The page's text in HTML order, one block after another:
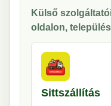
Külső
oldalon,
Sittszállítás